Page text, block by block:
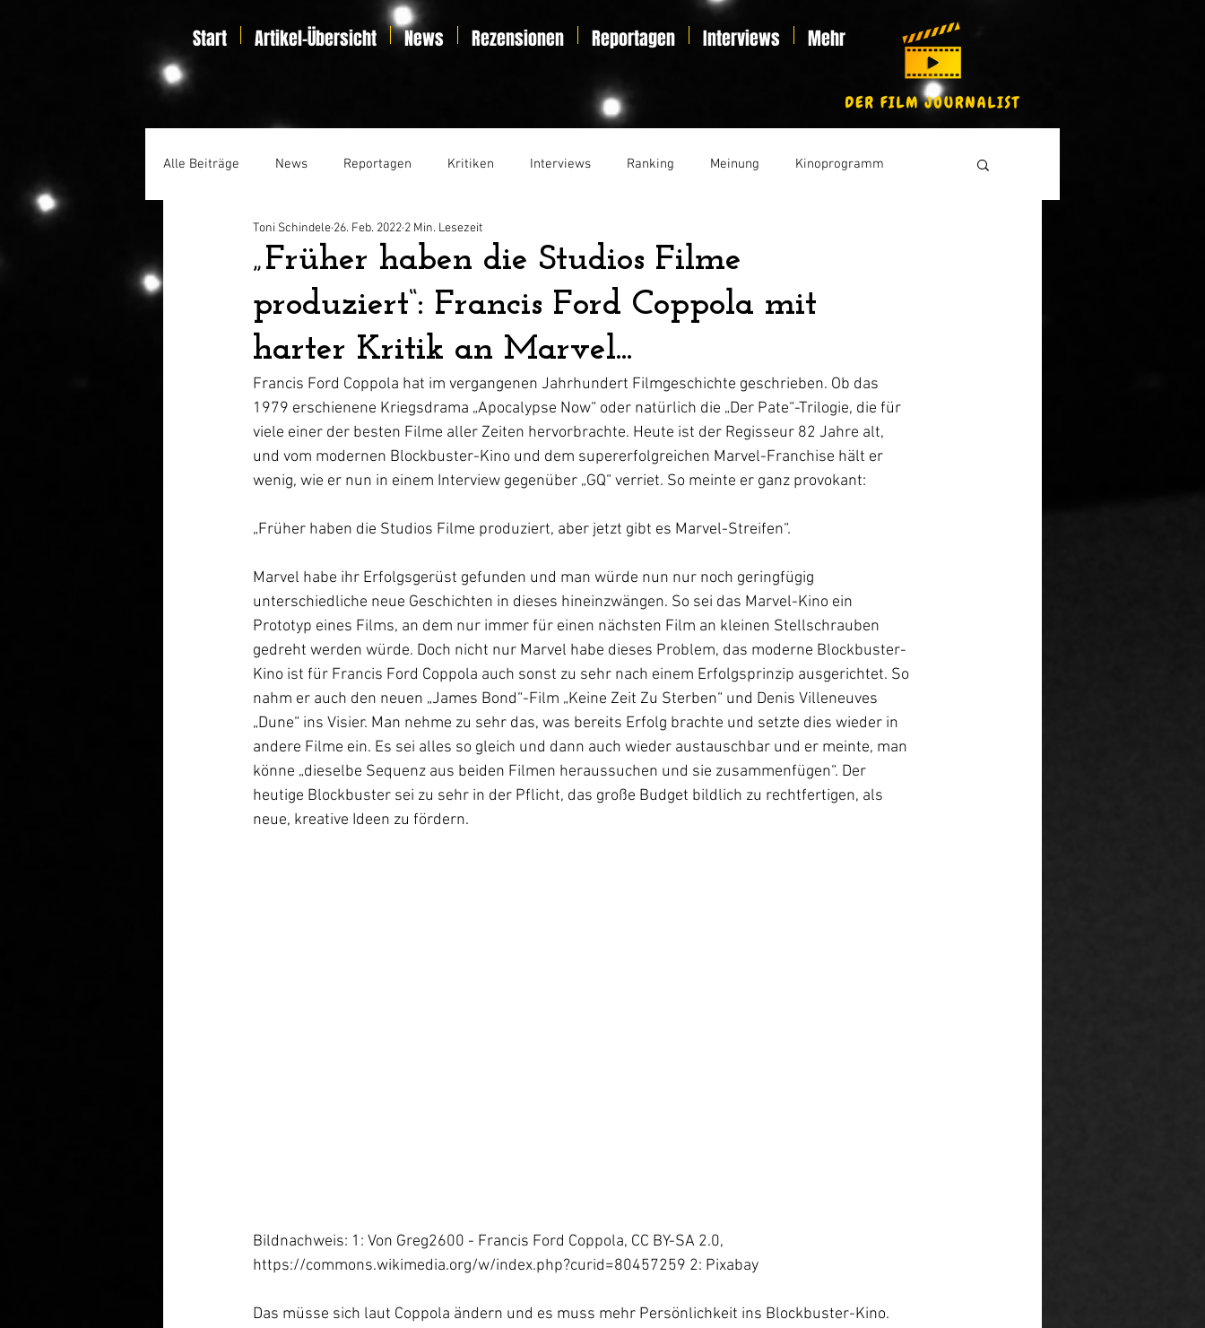
Start Artikel-Übersicht News Rezensionen Reportagen Interviews Mehr
Alle Beiträge News Reportagen Kritiken Interviews Ranking Meinung Kinoprogramm
Home Entertainment Essay
„Früher haben die Studios Filme
produziert“: Francis Ford Coppola mit
harter Kritik an Marvel...
Toni Schindele 26. Feb. 2022 2 Min. Lesezeit
Francis Ford Coppola hat im vergangenen Jahrhundert Filmgeschichte geschrieben. Ob das
1979 erschienene Kriegsdrama „Apocalypse Now“ oder natürlich die „Der Pate“-Trilogie, die für
viele einer der besten Filme aller Zeiten hervorbrachte. Heute ist der Regisseur 82 Jahre alt,
und vom modernen Blockbuster-Kino und dem supererfolgreichen Marvel-Franchise hält er
wenig, wie er nun in einem Interview gegenüber „GQ“ verriet. So meinte er ganz provokant:
„Früher haben die Studios Filme produziert, aber jetzt gibt es Marvel-Streifen“.
Marvel habe ihr Erfolgsgerüst gefunden und man würde nun nur noch geringfügig
unterschiedliche neue Geschichten in dieses hineinzwängen. So sei das Marvel-Kino ein
Prototyp eines Films, an dem nur immer für einen nächsten Film an kleinen Stellschrauben
gedreht werden würde. Doch nicht nur Marvel habe dieses Problem, das moderne Blockbuster-
Kino ist für Francis Ford Coppola auch sonst zu sehr nach einem Erfolgsprinzip ausgerichtet. So
nahm er auch den neuen „James Bond“-Film „Keine Zeit Zu Sterben“ und Denis Villeneuves
„Dune“ ins Visier. Man nehme zu sehr das, was bereits Erfolg brachte und setzte dies wieder in
andere Filme ein. Es sei alles so gleich und dann auch wieder austauschbar und er meinte, man
könne „dieselbe Sequenz aus beiden Filmen heraussuchen und sie zusammenfügen“. Der
heutige Blockbuster sei zu sehr in der Pflicht, das große Budget bildlich zu rechtfertigen, als
neue, kreative Ideen zu fördern.
Bildnachweis: 1: Von Greg2600 - Francis Ford Coppola, CC BY-SA 2.0,
https://commons.wikimedia.org/w/index.php?curid=80457259 2: Pixabay
Das müsse sich laut Coppola ändern und es muss mehr Persönlichkeit ins Blockbuster-Kino.